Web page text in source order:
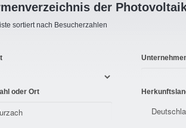
der
sortiert nach Besucherzahlen
oder Ort